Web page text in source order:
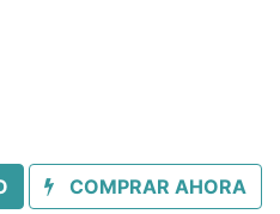
COMPRAR AHORA